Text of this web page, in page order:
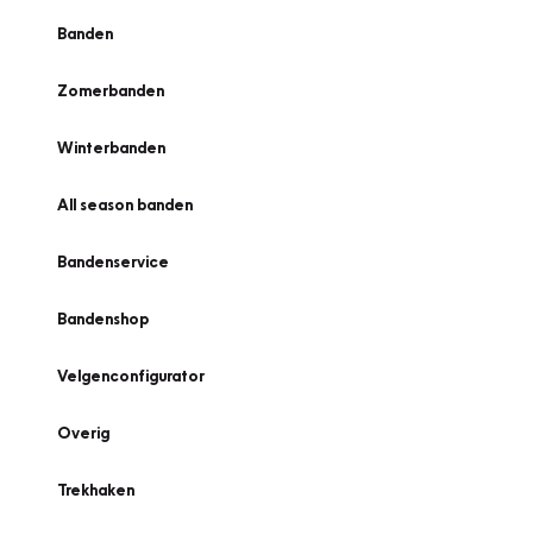
Banden
Zomerbanden
Winterbanden
All season banden
Bandenservice
Bandenshop
Velgenconfigurator
Overig
Trekhaken